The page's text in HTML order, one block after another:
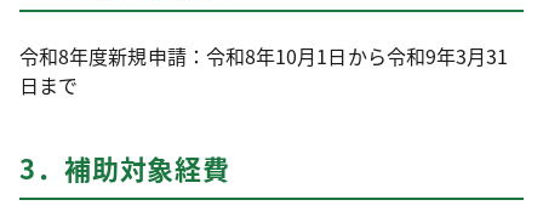
令和8年度新規申請：令和8年10月1日から令和9年3月31
日まで
3．補助対象経費